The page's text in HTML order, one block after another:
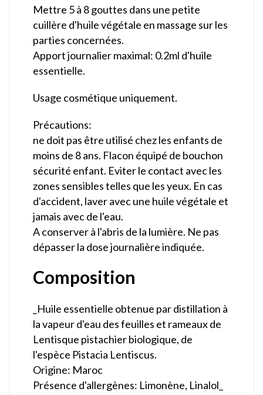
Mettre 5 à 8 gouttes dans une petite
cuillère d'huile végétale en massage sur les
parties concernées.
Apport journalier maximal: 0.2ml d'huile
essentielle.
Usage cosmétique uniquement.
Précautions:
ne doit pas être utilisé chez les enfants de
moins de 8 ans. Flacon équipé de bouchon
sécurité enfant. Eviter le contact avec les
zones sensibles telles que les yeux. En cas
d'accident, laver avec une huile végétale et
jamais avec de l'eau.
A conserver à l'abris de la lumière. Ne pas
dépasser la dose journalière indiquée.
Composition
_Huile essentielle obtenue par distillation à
la vapeur d'eau des feuilles et rameaux de
Lentisque pistachier biologique, de
l'espèce Pistacia Lentiscus.
Origine: Maroc
Présence d'allergènes: Limonène, Linalol_